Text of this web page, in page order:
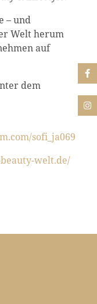
– und
Welt herum
auf
dem
sofi_ja069
welt.de/